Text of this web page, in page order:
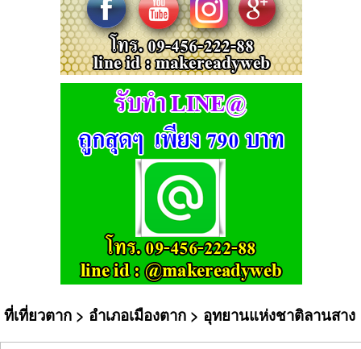
ที่เที่ยวตาก > อำเภอเมืองตาก > อุทยานแห่งชาติลานสาง